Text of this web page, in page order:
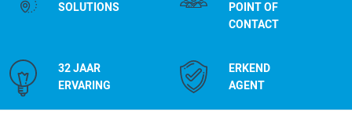
SOLUTIONS
POINT OF
CONTACT
32 JAAR
ERVARING
ERKEND
AGENT